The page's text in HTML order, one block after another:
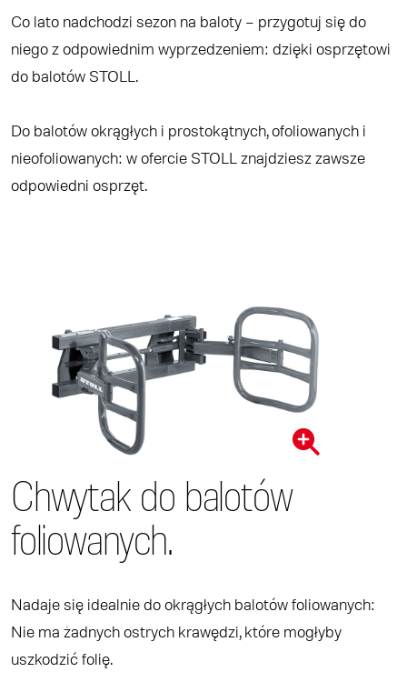
Co lato nadchodzi sezon na baloty – przygotuj się do
niego z odpowiednim wyprzedzeniem: dzięki osprzętowi
do balotów STOLL.
Do balotów okrągłych i prostokątnych, ofoliowanych i
nieofoliowanych: w ofercie STOLL znajdziesz zawsze
odpowiedni osprzęt.
Chwytak do balotów
foliowanych.
Nadaje się idealnie do okrągłych balotów foliowanych:
Nie ma żadnych ostrych krawędzi, które mogłyby
uszkodzić folię.